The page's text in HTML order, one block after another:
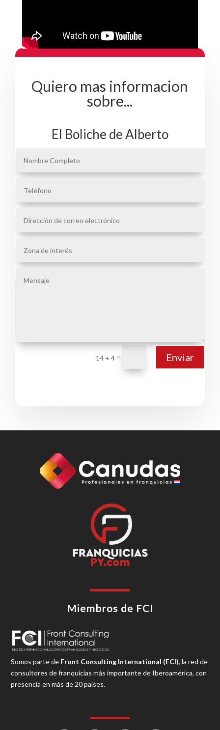
Quiero mas informacion
sobre...
El Boliche de Alberto
14 + 4= Enviar
Miembros de FCI
Somos parte de Front Consulting International (FCI), la red de
consultores de franquicias más importante de Iberoamérica, con
presencia en más de 20 países.